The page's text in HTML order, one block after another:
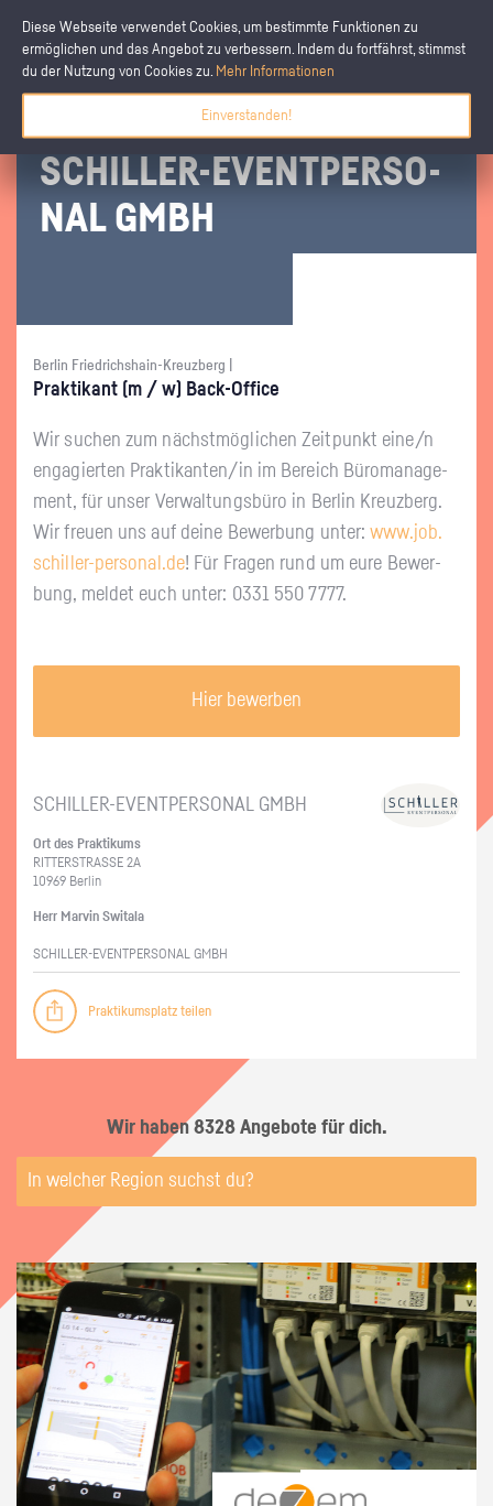
Diese Webseite verwendet Cookies, um bestimmte Funktionen zu
ermöglichen und das Angebot zu verbessern. Indem du fortfährst, stimmst
du der Nutzung von Cookies zu. Mehr Informationen
Einverstanden!
SCHIL­LER-EVENT­PER­SO­
NAL GMBH
Berlin Friedrichshain-Kreuzberg |
Prak­ti­kant (m / w) Back-Of­fice
Wir su­chen zum nächst­mög­li­chen Zeit­punkt eine/n
en­ga­gier­ten Prak­ti­kan­ten/in im Be­reich Bü­ro­ma­nage­
ment, für unser Ver­wal­tungs­bü­ro in Ber­lin Kreuz­berg.
Wir freu­en uns auf deine Be­wer­bung unter:www.​job.​
schiller-​personal.​de! Für Fra­gen rund um eure Be­wer­
bung, mel­det euch unter: 0331 550 7777.
Hier bewerben
SCHIL­LER-EVENT­PER­SO­NAL GMBH
Ort des Prak­ti­kums
RIT­TER­STRAS­SE 2A
10969 Ber­lin
Herr Mar­vin Swi­ta­la
SCHIL­LER-EVENT­PER­SO­NAL GMBH
Praktikumsplatz teilen
Wir haben 8328 Angebote für dich.